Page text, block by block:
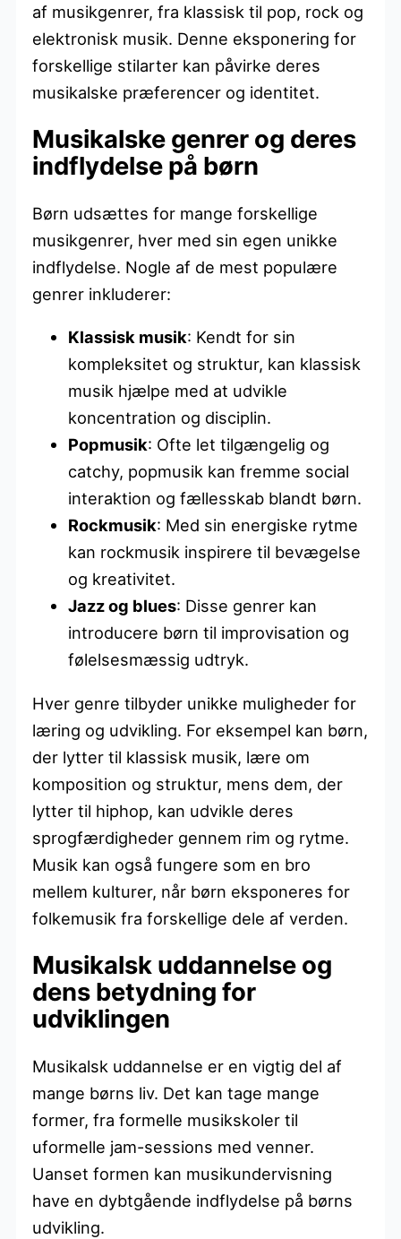
af musikgenrer, fra klassisk til pop, rock og
elektronisk musik. Denne eksponering for
forskellige stilarter kan påvirke deres
musikalske præferencer og identitet.
Musikalske genrer og deres
indflydelse på børn
Børn udsættes for mange forskellige
musikgenrer, hver med sin egen unikke
indflydelse. Nogle af de mest populære
genrer inkluderer:
Klassisk musik: Kendt for sin
kompleksitet og struktur, kan klassisk
musik hjælpe med at udvikle
koncentration og disciplin.
Popmusik: Ofte let tilgængelig og
catchy, popmusik kan fremme social
interaktion og fællesskab blandt børn.
Rockmusik: Med sin energiske rytme
kan rockmusik inspirere til bevægelse
og kreativitet.
Jazz og blues: Disse genrer kan
introducere børn til improvisation og
følelsesmæssig udtryk.
Hver genre tilbyder unikke muligheder for
læring og udvikling. For eksempel kan børn,
der lytter til klassisk musik, lære om
komposition og struktur, mens dem, der
lytter til hiphop, kan udvikle deres
sprogfærdigheder gennem rim og rytme.
Musik kan også fungere som en bro
mellem kulturer, når børn eksponeres for
folkemusik fra forskellige dele af verden.
Musikalsk uddannelse og
dens betydning for
udviklingen
Musikalsk uddannelse er en vigtig del af
mange børns liv. Det kan tage mange
former, fra formelle musikskoler til
uformelle jam-sessions med venner.
Uanset formen kan musikundervisning
have en dybtgående indflydelse på børns
udvikling.